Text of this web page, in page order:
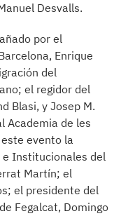
Desvalls.
por el
Enrique
del
el regidor del
Blasi, y Josep M.
Academia de les
evento la
e Institucionales del
Martín; el
el presidente del
Fegalcat, Domingo